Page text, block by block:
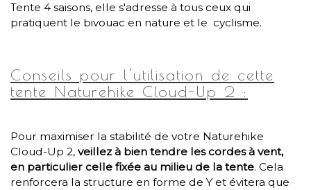
Tente 4 saisons, elle s'adresse à tous ceux qui
pratiquent le bivouac en nature et le cyclisme.
Conseils pour l'utilisation de cette
tente Naturehike Cloud-Up 2 :
Pour maximiser la stabilité de votre Naturehike
Cloud-Up 2, veillez à bien tendre les cordes à vent,
en particulier celle fixée au milieu de la tente. Cela
renforcera la structure en forme de Y et évitera que